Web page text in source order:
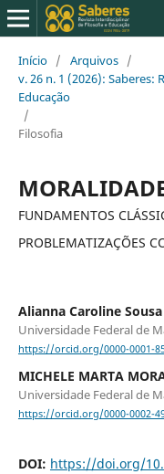
Início / Arquivos /
v. 26 n. 1 (2026): Saberes:
Educação
/
Filosofia
FUNDAMENTOS
PROBLEMATIZAÇÕES
Alianna Caroline
Universidade Federal de
https://orcid.org/0000-0001-
MICHELE MARTA
Universidade Federal de
https://orcid.org/0000-0002-
DOI: https://doi.org/